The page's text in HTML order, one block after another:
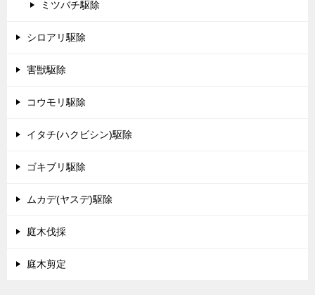
ミツバチ駆除
シロアリ駆除
害獣駆除
コウモリ駆除
イタチ(ハクビシン)駆除
ゴキブリ駆除
ムカデ(ヤスデ)駆除
庭木伐採
庭木剪定